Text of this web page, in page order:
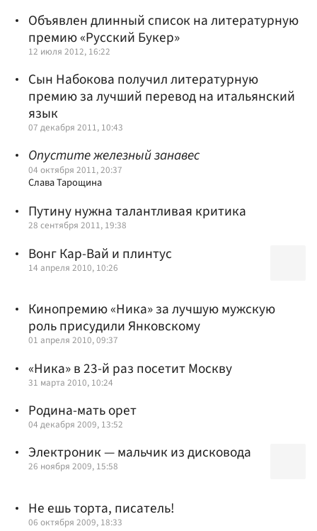
Объявлен длинный список на литературную
премию «Русский Букер»
12 июля 2012, 16:22
Сын Набокова получил литературную
премию за лучший перевод на итальянский
язык
07 декабря 2011, 10:43
Опустите железный занавес
04 октября 2011, 20:37
Слава Тарощина
Путину нужна талантливая критика
28 сентября 2011, 19:38
Вонг Кар-Вай и плинтус
14 апреля 2010, 10:26
Кинопремию «Ника» за лучшую мужскую
роль присудили Янковскому
01 апреля 2010, 09:37
«Ника» в 23-й раз посетит Москву
31 марта 2010, 10:24
Родина-мать орет
04 декабря 2009, 13:52
Электроник — мальчик из дисковода
26 ноября 2009, 15:58
Не ешь торта, писатель!
06 октября 2009, 18:33